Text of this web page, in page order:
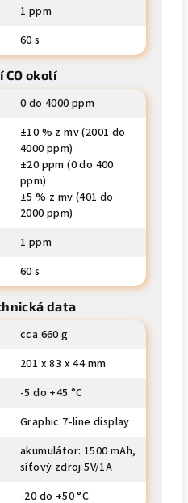
1 ppm
60 s
CO okolí
0 do 4000 ppm
±10 % z mv (2001 do
4000 ppm)
±20 ppm (0 do 400
ppm)
±5 % z mv (401 do
2000 ppm)
1 ppm
60 s
data
cca 660 g
201 x 83 x 44 mm
-5 do +45 °C
Graphic 7-line display
akumulátor: 1500 mAh,
síťový zdroj 5V/1A
-20 do +50 °C